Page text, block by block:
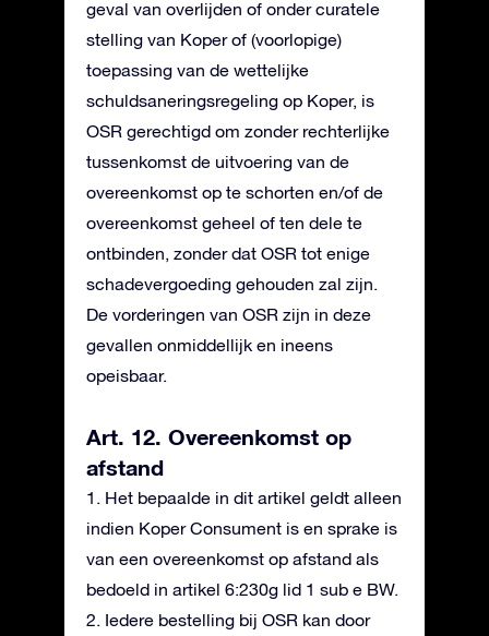
geval van overlijden of onder curatele
stelling van Koper of (voorlopige)
toepassing van de wettelijke
schuldsaneringsregeling op Koper, is
OSR gerechtigd om zonder rechterlijke
tussenkomst de uitvoering van de
overeenkomst op te schorten en/of de
overeenkomst geheel of ten dele te
ontbinden, zonder dat OSR tot enige
schadevergoeding gehouden zal zijn.
De vorderingen van OSR zijn in deze
gevallen onmiddellijk en ineens
opeisbaar.
Art. 12. Overeenkomst op
afstand
1. Het bepaalde in dit artikel geldt alleen
indien Koper Consument is en sprake is
van een overeenkomst op afstand als
bedoeld in artikel 6:230g lid 1 sub e BW.
2. Iedere bestelling bij OSR kan door